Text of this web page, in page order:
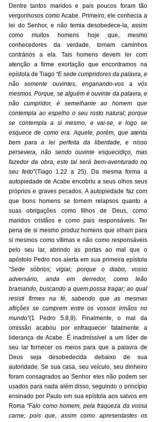
Dentre tantos maridos e pais poucos foram tão
vergonhosos como Acabe. Primeiro, ele conhecia a
lei do Senhor, e não temia desobedece-la, assim
como muitos homens hoje que, mesmo
conhecedores da verdade, tomam caminhos
contrários a ela. Tais homens devem ler com
atenção a firme exortação que encontramos na
epístola de Tiago “E sede cumpridores da palavra, e
não somente ouvintes, enganando-vos a vós
mesmos. Porque, se alguém é ouvinte da palavra, e
não cumpridor, é semelhante ao homem que
contempla ao espelho o seu rosto natural; porque
se contempla a si mesmo, e vai-se, e logo se
esquece de como era. Aquele, porém, que atenta
bem para a lei perfeita da liberdade, e nisso
persevera, não sendo ouvinte esquecidiço, mas
fazedor da obra, este tal será bem-aventurado no
seu feito”(Tiago 1.22 a 25). Da mesma forma a
autopiedade de Acabe encobriu a seus olhos seus
próprios e graves pecados. A autopiedade faz com
que bons homens se tornem relapsos quanto a
suas obrigações como filhos de Deus, como
maridos cristãos e como pais responsáveis. Ter
pena de si mesmo produz homens que olham para
si mesmos como vítimas e não como responsáveis
pelo seu lar, abrindo as portas ao mal que o
“Sede sóbrios; vigiai; porque o diabo, vosso
adversário, anda em derredor, como leão
bramando, buscando a quem possa tragar; ao qual
resisti firmes na fé, sabendo que as mesmas
aflições se cumprem entre os vossos irmãos no
mundo”(1 Pedro 5.8,9). Finalmente, o mal da
omissão acabou por enfraquecer fatalmente a
liderança de Acabe. É inadmissível a um líder de
seu lar fornecer os meios para que a palavra de
Deus seja desobedecida debaixo de sua
autoridade. Se sua casa, seu veículo, seu dinheiro
foram consagrados ao Senhor eles não podem ser
usados para nada além disso, seguindo o princípio
ensinado por Paulo em sua epístola aos salvos em
Roma “Falo como homem, pela fraqueza da vossa
carne; pois que, assim como apresentastes os